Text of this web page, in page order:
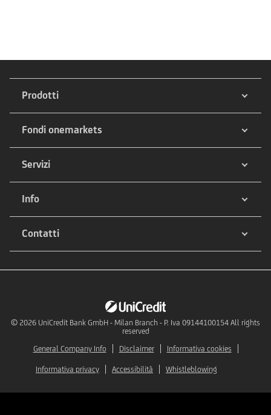
Prodotti
Fondi onemarkets
Servizi
Info
Contatti
© 2026 UniCredit Bank GmbH - Milan Branch - P. Iva 09144100154 All rights
reserved
General Company Info
Disclaimer Informativa cookies
Informativa privacy Accessibilità Whistleblowing